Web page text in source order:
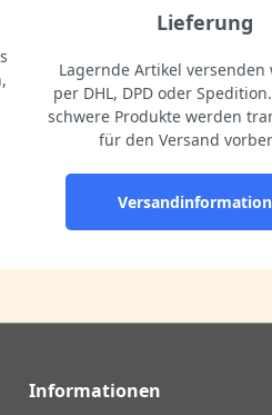
Lieferung
Lagernde Artikel versenden
per DHL, DPD oder
schwere Produkte werden
für den Versand
Informationen